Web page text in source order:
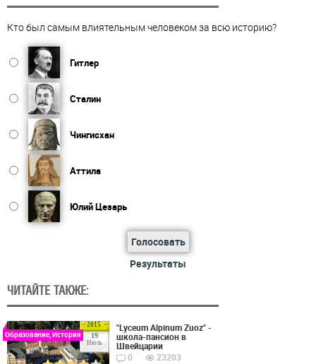
Кто был самым влиятельным человеком за всю историю?
Гитлер
Сталин
Чингисхан
Аттила
Юлий Цезарь
Голосовать
Результаты
ЧИТАЙТЕ ТАКЖЕ:
2015
19
Июль
Образование, История
"Lyceum Alpinum Zuoz" -
школа-пансион в
Швейцарии
0
23203